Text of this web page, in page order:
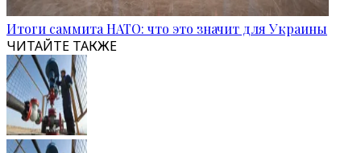
Итоги саммита НАТО: что это значит для Украины
ЧИТАЙТЕ ТАКЖЕ